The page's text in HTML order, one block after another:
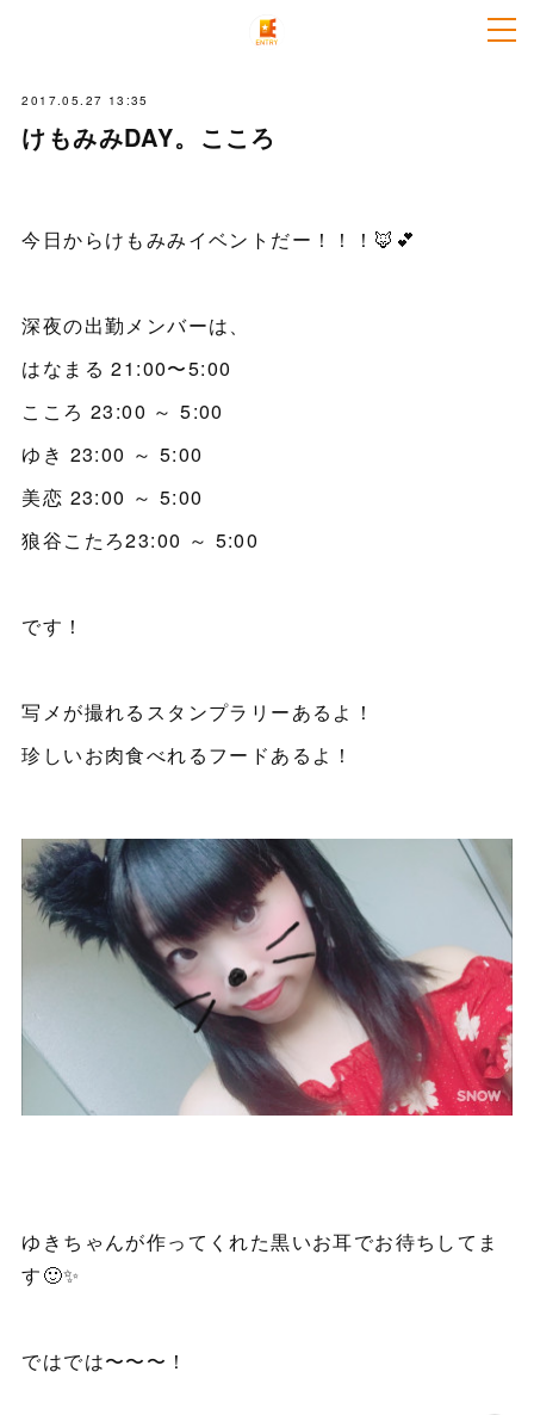
2017.05.27 13:35
けもみみDAY。こころ
今日からけもみみイベントだー！！！🦊💕
深夜の出勤メンバーは、
はなまる 21:00〜5:00
こころ 23:00 ～ 5:00
ゆき 23:00 ～ 5:00
美恋 23:00 ～ 5:00
狼谷こたろ23:00 ～ 5:00
です！
写メが撮れるスタンプラリーあるよ！
珍しいお肉食べれるフードあるよ！
ゆきちゃんが作ってくれた黒いお耳でお待ちしてま
す🙂✨
ではでは〜〜〜！